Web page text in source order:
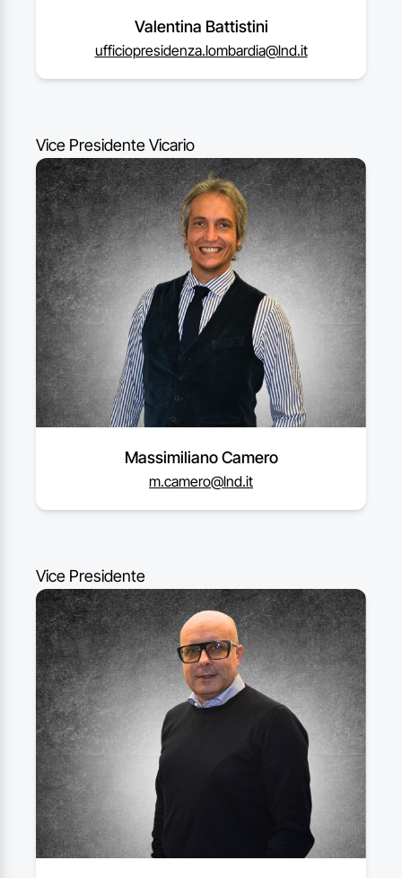
Valentina Battistini
ufficiopresidenza.lombardia@lnd.it
Vice Presidente Vicario
Massimiliano Camero
m.camero@lnd.it
Vice Presidente